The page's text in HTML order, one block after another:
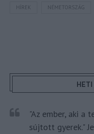
HÍREK NÉMETORSZÁG
"Az ember, aki a
sújtott gyerek."